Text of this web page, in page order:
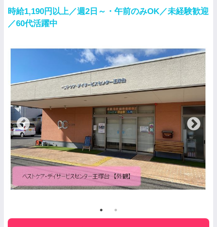
時給1,190円以上／週2日～・午前のみOK／未経験歓迎
／60代活躍中